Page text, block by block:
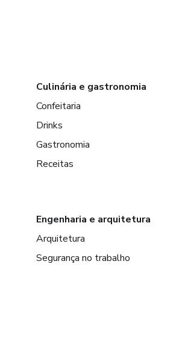
Culinária e gastronomia
Confeitaria
Drinks
Gastronomia
Receitas
Engenharia e arquitetura
Arquitetura
Segurança no trabalho